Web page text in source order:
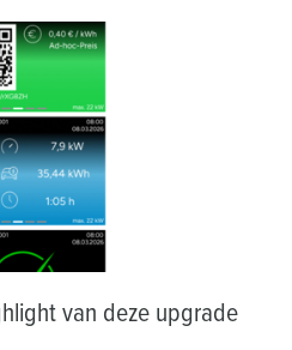
van deze upgrade